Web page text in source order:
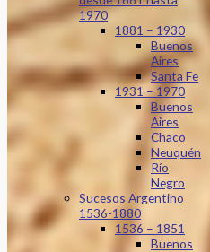
1970
1881 – 1930
Buenos
Aires
Santa Fe
1931 – 1970
Buenos
Aires
Chaco
Neuquén
Río
Negro
Sucesos Argentino
1536-1880
1536 – 1851
Buenos